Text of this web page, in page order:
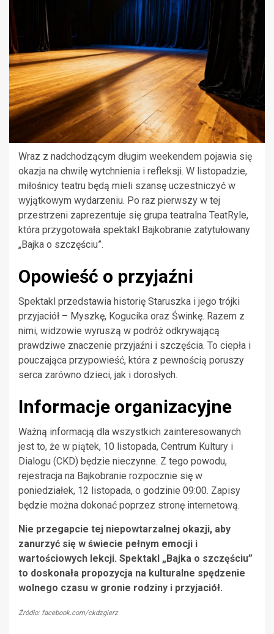
Wraz z nadchodzącym długim weekendem pojawia się
okazja na chwilę wytchnienia i refleksji. W listopadzie,
miłośnicy teatru będą mieli szansę uczestniczyć w
wyjątkowym wydarzeniu. Po raz pierwszy w tej
przestrzeni zaprezentuje się grupa teatralna TeatRyle,
która przygotowała spektakl Bajkobranie zatytułowany
„Bajka o szczęściu”.
Opowieść o przyjaźni
Spektakl przedstawia historię Staruszka i jego trójki
przyjaciół – Myszkę, Kogucika oraz Świnkę. Razem z
nimi, widzowie wyruszą w podróż odkrywającą
prawdziwe znaczenie przyjaźni i szczęścia. To ciepła i
pouczająca przypowieść, która z pewnością poruszy
serca zarówno dzieci, jak i dorosłych.
Informacje organizacyjne
Ważną informacją dla wszystkich zainteresowanych
jest to, że w piątek, 10 listopada, Centrum Kultury i
Dialogu (CKD) będzie nieczynne. Z tego powodu,
rejestracja na Bajkobranie rozpocznie się w
poniedziałek, 12 listopada, o godzinie 09:00. Zapisy
będzie można dokonać poprzez stronę internetową.
Nie przegapcie tej niepowtarzalnej okazji, aby
zanurzyć się w świecie pełnym emocji i
wartościowych lekcji. Spektakl „Bajka o szczęściu”
to doskonała propozycja na kulturalne spędzenie
wolnego czasu w gronie rodziny i przyjaciół.
Źródło: facebook.com/ckdzgierz